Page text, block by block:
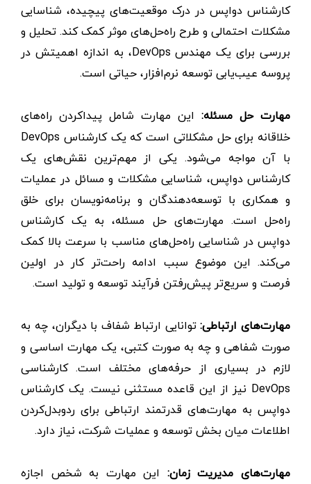
کارشناس دواپس در درک موقعیت‌های پیچیده، شناسایی
مشکلات احتمالی و طرح راه‌حل‌های موثر کمک کند. تحلیل و
بررسی برای یک مهندس DevOps، به اندازه اهمیتش در
پروسه عیب‌یابی توسعه نرم‌افزار، حیاتی است.
مهارت حل مسئله: این مهارت شامل پیداکردن راه‌های
خلاقانه برای حل مشکلاتی است که یک کارشناس DevOps
با آن مواجه می‌شود. یکی از مهم‌ترین نقش‌های یک
کارشناس دواپس، شناسایی مشکلات و مسائل در عملیات
و همکاری با توسعه‌دهندگان و برنامه‌نویسان برای خلق
راه‌حل است. مهارت‌های حل مسئله، به یک کارشناس
دواپس در شناسایی راه‌حل‌های مناسب با سرعت بالا کمک
می‌کند. این موضوع سبب ادامه راحت‌تر کار در اولین
فرصت و سریع‌تر پیش‌رفتن فرآیند توسعه و تولید است.
مهارت‌های ارتباطی:توانایی ارتباط شفاف با دیگران، چه به
صورت شفاهی و چه به صورت کتبی، یک مهارت اساسی و
لازم در بسیاری از حرفه‌های مختلف است. کارشناسی
DevOps نیز از این قاعده مستثنی نیست. یک کارشناس
دواپس به مهارت‌های قدرتمند ارتباطی برای ردوبدل‌کردن
اطلاعات میان بخش توسعه و عملیات شرکت، نیاز دارد.
مهارت‌های مدیریت زمان: این مهارت به شخص اجازه